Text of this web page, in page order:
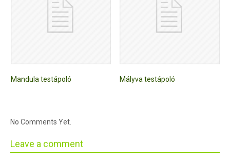
Mandula testápoló Mályva testápoló
No Comments Yet.
Leave a comment